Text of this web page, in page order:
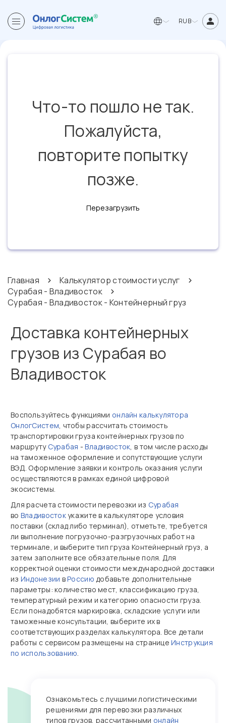
RUB
Что-то пошло не так.
Пожалуйста,
повторите попытку
позже.
Перезагрузить
Главная
Калькулятор стоимости услуг
Сурабая - Владивосток
Сурабая - Владивосток - Контейнерный груз
Доставка контейнерных
грузов из Сурабая во
Владивосток
Воспользуйтесь функциями онлайн калькулятора
ОнлогСистем, чтобы рассчитать стоимость
транспортировки груза контейнерных грузов по
маршруту Сурабая -Владивосток, в том числе расходы
на таможенное оформление и сопутствующие услуги
ВЭД. Оформление заявки и контроль оказания услуги
осуществляются в рамках единой цифровой
экосистемы.
Для расчета стоимости перевозки из Сурабая
во Владивостокукажите в калькуляторе условия
поставки (склад либо терминал), отметьте, требуется
ли выполнение погрузочно‑разгрузочных работ на
терминале, и выберите тип груза Контейнерный груз, а
затем заполните все обязательные поля. Для
корректной оценки стоимости международной доставки
из Индонезии вРоссию добавьте дополнительные
параметры: количество мест, классификацию груза,
температурный режим и категорию опасности груза.
Если понадобятся маркировка, складские услуги или
таможенные консультации, выберите их в
соответствующих разделах калькулятора. Все детали
работы с сервисом размещены на страницеИнструкция
по использованию.
Ознакомьтесь с лучшими логистическими
решениями для перевозки различных
типов грузов, рассчитанными онлайн